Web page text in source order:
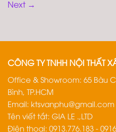
Next →
CÔNG TY TNHH NỘI THẤT
Office & Showroom: 65 Bàu
Bình, TP.HCM
Email: ktsvanphu@gmail.com
Tên viết tắt: GIA LE .,LTD
Điện thoại: 0913.776.183 -